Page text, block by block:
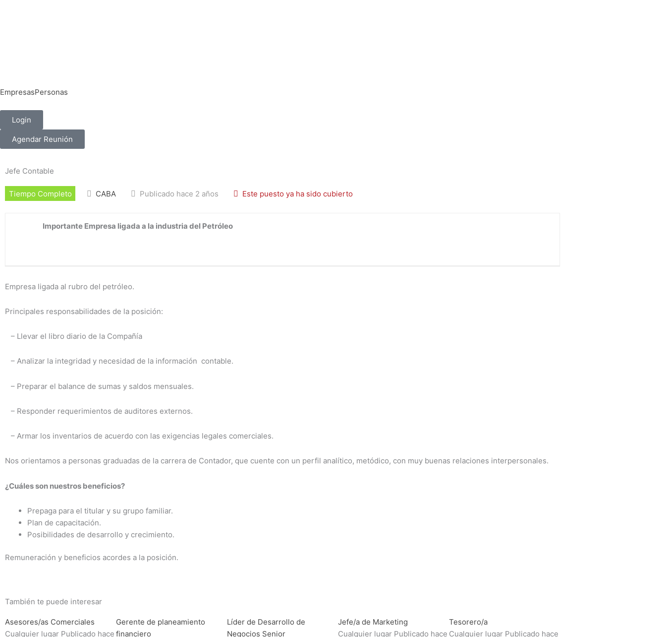
EmpresasPersonas
Login
Agendar Reunión
Jefe Contable
Tiempo Completo CABA Publicado hace 2 años Este puesto ya ha sido cubierto
Importante Empresa ligada a la industria del Petróleo
Empresa ligada al rubro del petróleo.
Principales responsabilidades de la posición:
– Llevar el libro diario de la Compañía
– Analizar la integridad y necesidad de la información contable.
– Preparar el balance de sumas y saldos mensuales.
– Responder requerimientos de auditores externos.
– Armar los inventarios de acuerdo con las exigencias legales comerciales.
Nos orientamos a personas graduadas de la carrera de Contador, que cuente con un perfil analítico, metódico, con muy buenas relaciones interpersonales.
¿Cuáles son nuestros beneficios?
Prepaga para el titular y su grupo familiar.
Plan de capacitación.
Posibilidades de desarrollo y crecimiento.
Remuneración y beneficios acordes a la posición.
También te puede interesar
Asesores/as Comerciales
Cualquier lugar Publicado hace
Gerente de planeamiento
financiero
Líder de Desarrollo de
Negocios Senior
Jefe/a de Marketing
Cualquier lugar Publicado hace
Tesorero/a
Cualquier lugar Publicado hace